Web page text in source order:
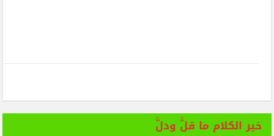
خير الكلام ما قلَّ ودلَّ